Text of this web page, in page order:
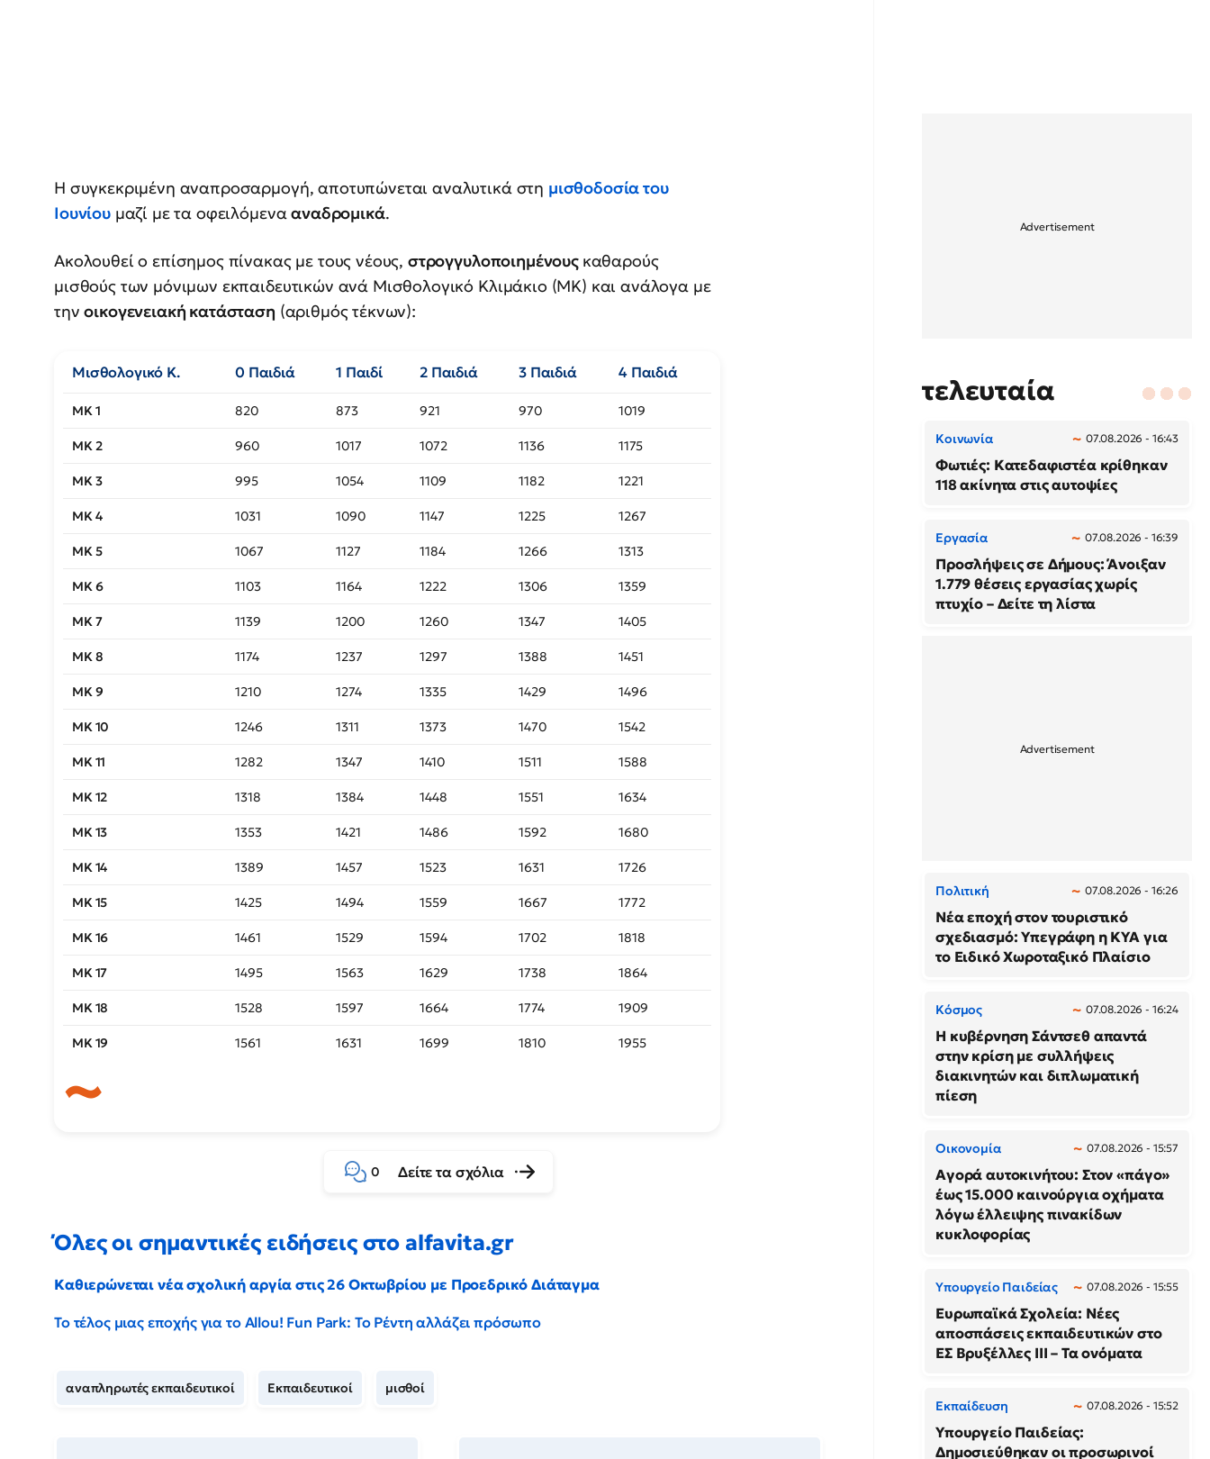
Η συγκεκριμένη αναπροσαρμογή, αποτυπώνεται αναλυτικά στη μισθοδοσία του
Ιουνίουμαζί με τα οφειλόμενααναδρομικά.
Ακολουθεί ο επίσημος πίνακας με τους νέους, στρογγυλοποιημένους καθαρούς
μισθούς των μόνιμων εκπαιδευτικών ανά Μισθολογικό Κλιμάκιο (ΜΚ) και ανάλογα με
τηνοικογενειακή κατάσταση (αριθμός τέκνων):
Μισθολογικό Κ. 0 Παιδιά 1 Παιδί 2 Παιδιά 3 Παιδιά 4 Παιδιά
ΜΚ 1 820 873 921 970 1019
ΜΚ 2 960 1017 1072 1136 1175
ΜΚ 3 995 1054 1109 1182 1221
ΜΚ 4 1031 1090 1147 1225 1267
ΜΚ 5 1067 1127 1184 1266 1313
ΜΚ 6 1103 1164 1222 1306 1359
ΜΚ 7 1139 1200 1260 1347 1405
ΜΚ 8 1174 1237 1297 1388 1451
ΜΚ 9 1210 1274 1335 1429 1496
ΜΚ 10 1246 1311 1373 1470 1542
ΜΚ 11 1282 1347 1410 1511 1588
ΜΚ 12 1318 1384 1448 1551 1634
ΜΚ 13 1353 1421 1486 1592 1680
ΜΚ 14 1389 1457 1523 1631 1726
ΜΚ 15 1425 1494 1559 1667 1772
ΜΚ 16 1461 1529 1594 1702 1818
ΜΚ 17 1495 1563 1629 1738 1864
ΜΚ 18 1528 1597 1664 1774 1909
ΜΚ 19 1561 1631 1699 1810 1955
0 Δείτε τα σχόλια
Όλες οι σημαντικές ειδήσεις στο alfavita.gr
Καθιερώνεται νέα σχολική αργία στις 26 Οκτωβρίου με Προεδρικό Διάταγμα
Το τέλος μιας εποχής για το Allou! Fun Park: Το Ρέντη αλλάζει πρόσωπο
αναπληρωτές εκπαιδευτικοί Εκπαιδευτικοί μισθοί
τελευταία
Κοινωνία 07.08.2026 - 16:43
Φωτιές: Κατεδαφιστέα κρίθηκαν
118 ακίνητα στις αυτοψίες
Εργασία 07.08.2026 - 16:39
Προσλήψεις σε Δήμους: Άνοιξαν
1.779 θέσεις εργασίας χωρίς
πτυχίο – Δείτε τη λίστα
Πολιτική 07.08.2026 - 16:26
Νέα εποχή στον τουριστικό
σχεδιασμό: Υπεγράφη η ΚΥΑ για
το Ειδικό Χωροταξικό Πλαίσιο
Κόσμος 07.08.2026 - 16:24
Η κυβέρνηση Σάντσεθ απαντά
στην κρίση με συλλήψεις
διακινητών και διπλωματική
πίεση
Οικονομία 07.08.2026 - 15:57
Αγορά αυτοκινήτου: Στον «πάγο»
έως 15.000 καινούργια οχήματα
λόγω έλλειψης πινακίδων
κυκλοφορίας
Υπουργείο Παιδείας 07.08.2026 - 15:55
Ευρωπαϊκά Σχολεία: Νέες
αποσπάσεις εκπαιδευτικών στο
ΕΣ Βρυξέλλες ΙΙΙ – Τα ονόματα
Εκπαίδευση 07.08.2026 - 15:52
Υπουργείο Παιδείας:
Δημοσιεύθηκαν οι προσωρινοί